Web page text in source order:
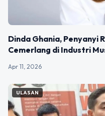
Dinda Ghania, Penyanyi
Cemerlang di Industri
Apr 11, 2026
ULASAN